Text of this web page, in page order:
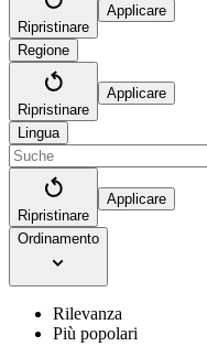
Ripristinare
Applicare
Regione
Ripristinare
Applicare
Lingua
Ripristinare
Applicare
Ordinamento
Rilevanza
Più popolari